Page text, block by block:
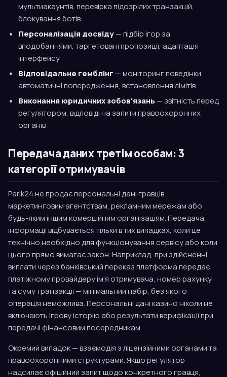
мультиакаунтів, перевірка підозрілих транзакцій,
блокування ботів
Персоналізація досвіду— підбір ігор за
вподобаннями, таргетовані пропозиції, адаптація
інтерфейсу
Відповідальне гемблінг — моніторинг поведінки,
автоматичні попередження, встановлення лімітів
Виконання юридичних зобов'язань — звітність перед
регулятором, відповіді на запити правоохоронних
органів
Передача даних третім особам: 3
категорії отримувачів
Parik24 не продає персональні дані гравців
маркетинговим агентствам, рекламним мережам або
будь-яким іншим комерційним організаціям. Передача
інформації відбувається тільки в тих випадках, коли це
технічно необхідно для функціонування сервісу або коли
цього прямо вимагає закон. Наприклад, при здійсненні
виплати через банківський переказ платформа передає
платіжному провайдеру ім'я отримувача, номер рахунку
та суму транзакції — мінімальний набір, без якого
операція неможлива. Персональні дані казино ніколи не
включають ігрову історію або результати верифікації при
передачі фінансовим посередникам.
Окремий випадок — взаємодія з ліцензійними органами та
правоохоронними структурами. Якщо регулятор
надсилає офіційний запит щодо конкретного гравця,